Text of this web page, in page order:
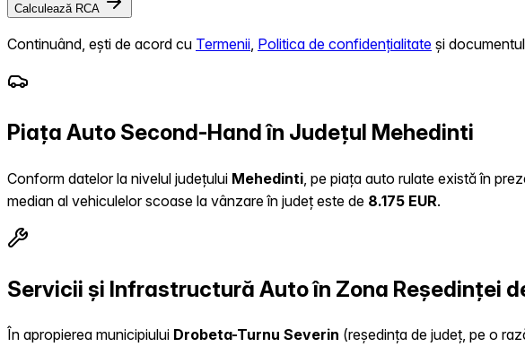
Calculează RCA
Continuând, ești de acord cu Termenii Politica de confidențialitate și documentul
Piața Auto Second-Hand în Județul Mehedinti
Conform datelor la nivelul județului Mehedinti , pe piața auto rulate există în
median al vehiculelor scoase la vânzare în județ este de 8.175 EUR.
Servicii și Infrastructură Auto în Zona Reședinței
În apropierea municipiului Drobeta-Turnu Severin (reședința de județ, pe o